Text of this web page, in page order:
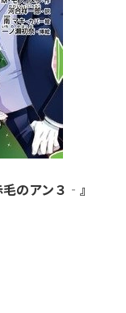
のアン３‐』